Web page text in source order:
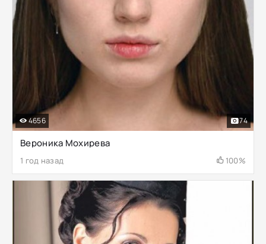
Вероника Мохирева
1 год назад 100%
4656 74